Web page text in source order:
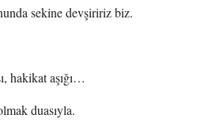
sekine devşiririz biz.
hakikat aşığı…
duasıyla.